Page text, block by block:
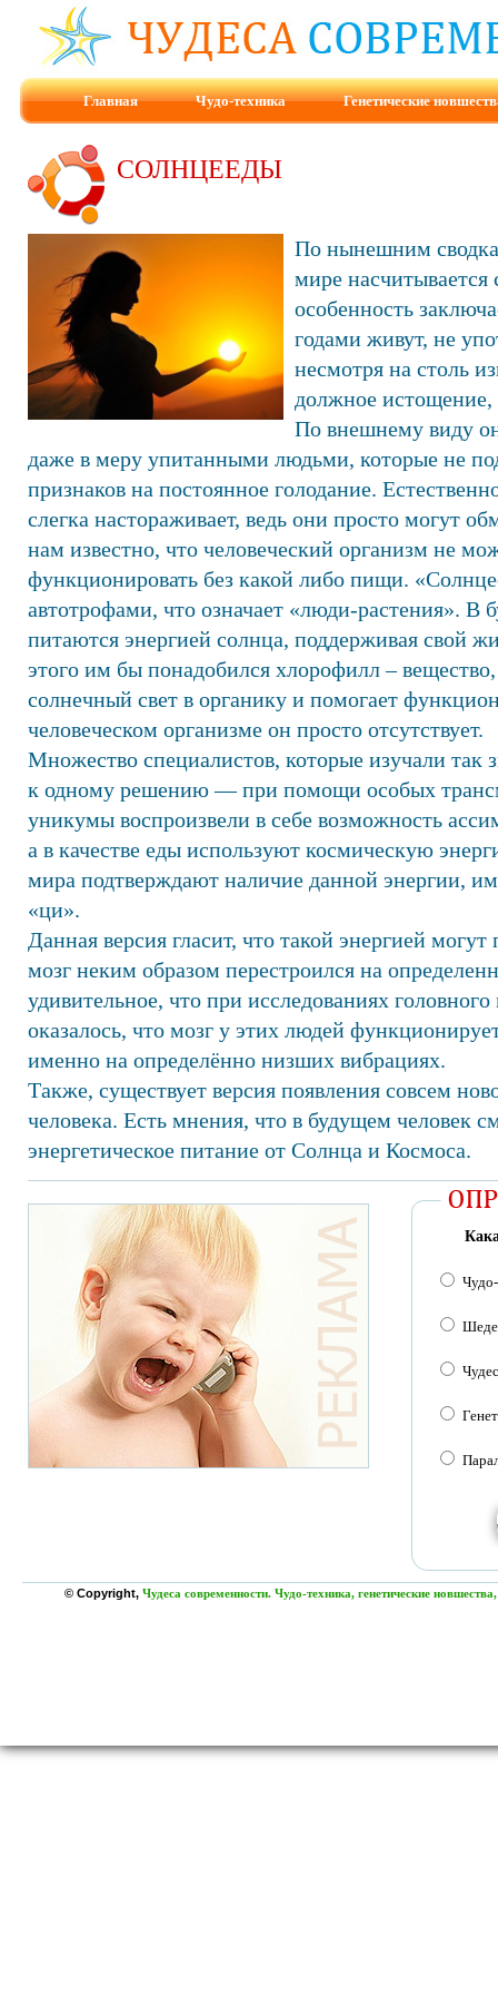
Главная Чудо-техника Генетические
СОЛНЦЕЕДЫ
По нынешним
мире насчитывается
особенность
годами живут, не
несмотря на столь
должное истощение,
По внешнему виду
даже в меру упитанными людьми, которые не
признаков на постоянное голодание.
слегка настораживает, ведь они просто могут
нам известно, что человеческий организм не
функционировать без какой либо пищи.
автотрофами, что означает «люди-растения». В
питаются энергией солнца, поддерживая свой
этого им бы понадобился хлорофилл – вещество,
солнечный свет в органику и помогает
человеческом организме он просто отсутствует.
Множество специалистов, которые изучали так
к одному решению — при помощи особых
уникумы воспроизвели в себе возможность
а в качестве еды используют космическую
мира подтверждают наличие данной энергии,
«ци».
Данная версия гласит, что такой энергией
мозг неким образом перестроился на
удивительное, что при исследованиях
оказалось, что мозг у этих людей
именно на определённо низших вибрациях.
Также, существует версия появления совсем
человека. Есть мнения, что в будущем человек
энергетическое питание от Солнца и Космоса.
© Copyright, Чудеса современности. Чудо-техника, генетические